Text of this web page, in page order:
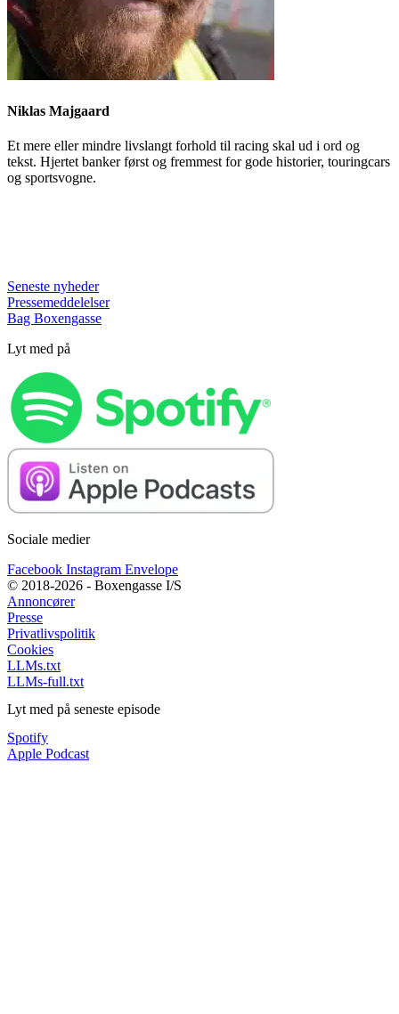
Niklas Majgaard
Et mere eller mindre livslangt forhold til racing skal ud i ord og
tekst. Hjertet banker først og fremmest for gode historier, touringcars
og sportsvogne.
Seneste nyheder
Pressemeddelelser
Bag Boxengasse
Lyt med på
Sociale medier
Facebook Instagram Envelope
© 2018-2026 - Boxengasse I/S
Annoncører
Presse
Privatlivspolitik
Cookies
LLMs.txt
LLMs-full.txt
Lyt med på seneste episode
Spotify
Apple Podcast